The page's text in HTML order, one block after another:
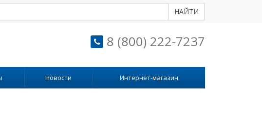
НАЙТИ
8 (800) 222-7237
Новости Интернет-магазин